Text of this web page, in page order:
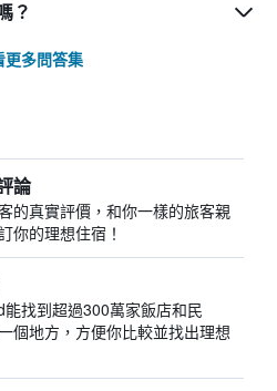
？
更多問答集
論
的真實評價，和你一樣的旅客親
你的理想住宿！
找到超過300萬家飯店和民
個地方，方便你比較並找出理想